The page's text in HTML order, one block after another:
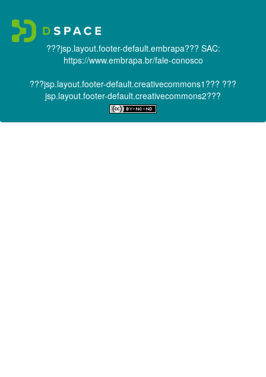
???jsp.layout.footer-default.embrapa??? SAC:
https://www.embrapa.br/fale-conosco
???jsp.layout.footer-default.creativecommons1??? ???
jsp.layout.footer-default.creativecommons2???